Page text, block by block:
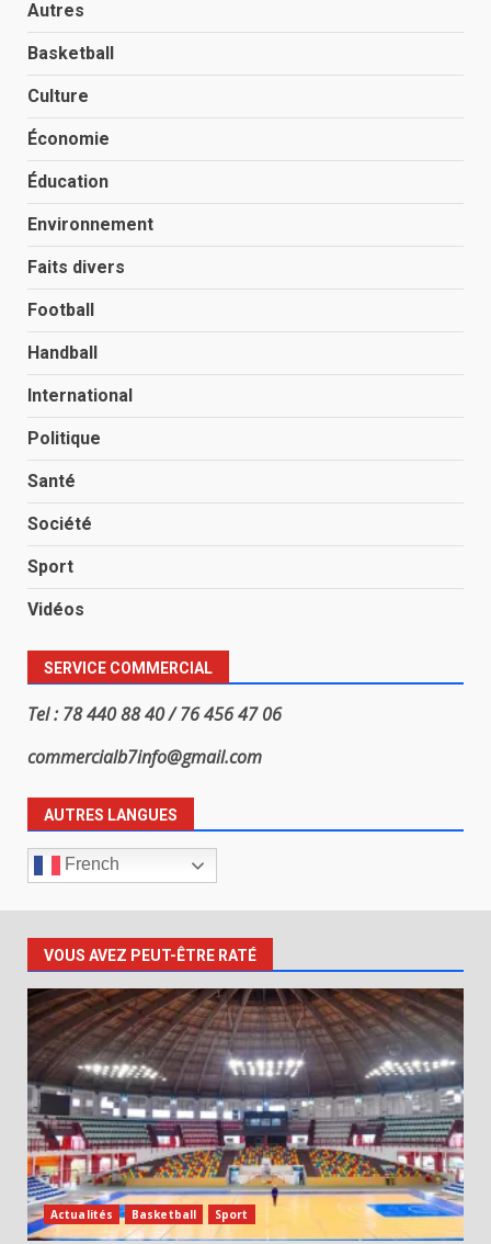
Autres
Basketball
Culture
Économie
Éducation
Environnement
Faits divers
Football
Handball
International
Politique
Santé
Société
Sport
Vidéos
SERVICE COMMERCIAL
Tel : 78 440 88 40 / 76 456 47 06
commercialb7info@gmail.com
AUTRES LANGUES
French
VOUS AVEZ PEUT-ÊTRE RATÉ
Actualités Basketball Sport